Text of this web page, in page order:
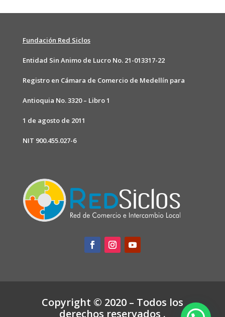
Fundación Red Siclos
Entidad Sin Animo de Lucro No. 21-013317-22
Registro en Cámara de Comercio de Medellín para
Antioquia No. 3320 – Libro 1
1 de agosto de 2011
NIT 900.455.027-6
Copyright © 2020 – Todos los
derechos reservados .